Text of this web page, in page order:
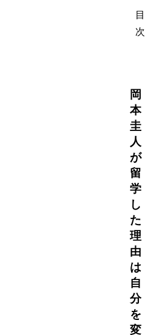
目
次
岡
本
圭
人
が
留
学
し
た
理
由
は
自
分
を
変